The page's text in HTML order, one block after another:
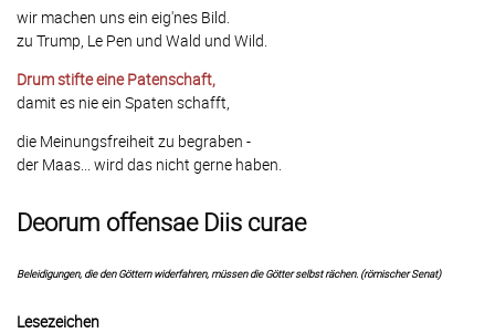
wir machen uns ein eig'nes Bild.
zu Trump, Le Pen und Wald und Wild.
Drum stifte eine Patenschaft,
damit es nie ein Spaten schafft,
die Meinungsfreiheit zu begraben -
der Maas... wird das nicht gerne haben.
Deorum offensae Diis curae
Beleidigungen, die den Göttern widerfahren, müssen die Götter selbst rächen. (römischer Senat)
Lesezeichen